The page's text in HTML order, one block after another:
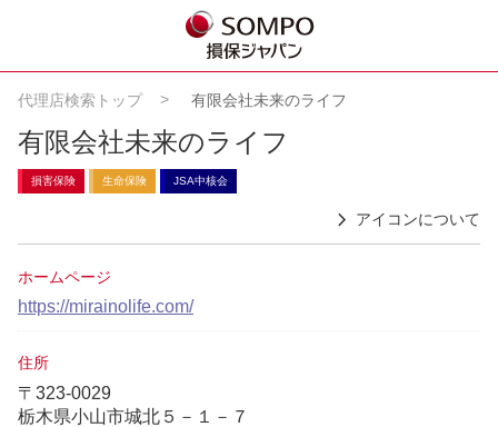
代理店検索トップ 有限会社未来のライフ
有限会社未来のライフ
損害保険 生命保険 JSA中核会
アイコンについて
ホームページ
https://mirainolife.com/
住所
〒323-0029
栃木県小山市城北５－１－７